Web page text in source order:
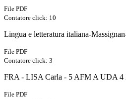
File PDF
Contatore click: 10
Lingua e letteratura italiana-
File PDF
Contatore click: 3
FRA - LISA Carla - 5 AFM A UDA 4
File PDF